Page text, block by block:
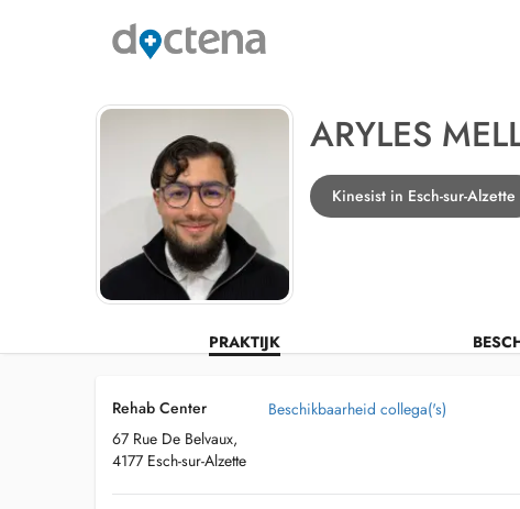
ARYLES
Kinesist in Esch-sur-Alzette
PRAKTIJK
Rehab Center
67 Rue De Belvaux,
4177 Esch-sur-Alzette
Beschikbaarheid collega('s)